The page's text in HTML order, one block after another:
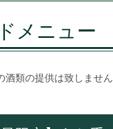
メニュー
酒類の提供は致しませ